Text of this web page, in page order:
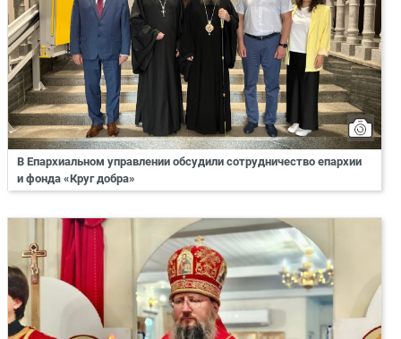
В Епархиальном управлении обсудили сотрудничество епархии
и фонда «Круг добра»